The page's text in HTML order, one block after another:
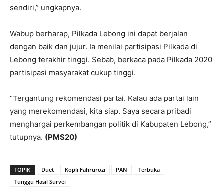
sendiri,” ungkapnya.
Wabup berharap, Pilkada Lebong ini dapat berjalan
dengan baik dan jujur. Ia menilai partisipasi Pilkada di
Lebong terakhir tinggi. Sebab, berkaca pada Pilkada 2020
partisipasi masyarakat cukup tinggi.
“Tergantung rekomendasi partai. Kalau ada partai lain
yang merekomendasi, kita siap. Saya secara pribadi
menghargai perkembangan politik di Kabupaten Lebong,”
tutupnya. (PMS20)
TOPIK Duet Kopli Fahrurozi PAN
Terbuka
Tunggu Hasil Survei